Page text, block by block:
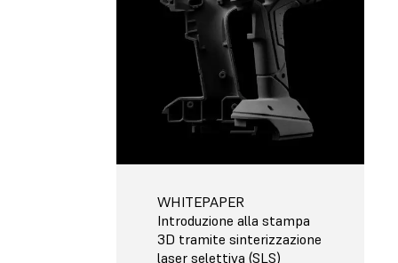
WHITEPAPER
Introduzione alla stampa
3D tramite sinterizzazione
laser selettiva (SLS)